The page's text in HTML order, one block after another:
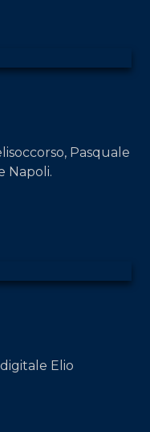
Pasquale
Napoli.
Elio